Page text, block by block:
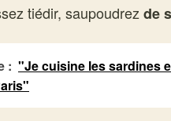
tiédir, saupoudrez de
: "Je cuisine les sardines